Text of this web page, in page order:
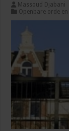
Massoud Djabani
Openbare orde en